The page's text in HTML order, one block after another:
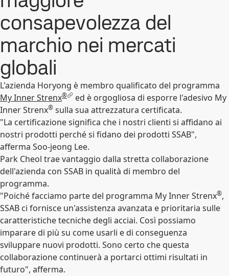
consapevolezza del
marchio nei mercati
globali
L'azienda Horyong è membro qualificato del programma
My Inner Strenx®
ed è orgogliosa di esporre l'adesivo My
Inner Strenx® sulla sua attrezzatura certificata.
"La certificazione significa che i nostri clienti si affidano ai
nostri prodotti perché si fidano dei prodotti SSAB",
afferma Soo-jeong Lee.
Park Cheol trae vantaggio dalla stretta collaborazione
dell'azienda con SSAB in qualità di membro del
programma.
"Poiché facciamo parte del programma My Inner Strenx®,
SSAB ci fornisce un'assistenza avanzata e prioritaria sulle
caratteristiche tecniche degli acciai. Così possiamo
imparare di più su come usarli e di conseguenza
sviluppare nuovi prodotti. Sono certo che questa
collaborazione continuerà a portarci ottimi risultati in
futuro", afferma.